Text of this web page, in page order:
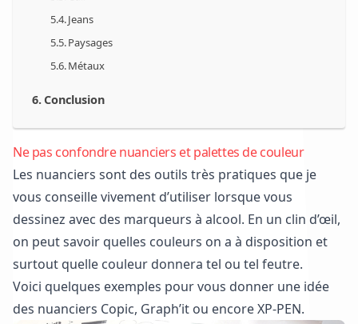
Jeans
Paysages
Métaux
Conclusion
Ne pas confondre nuanciers et palettes de couleur
Les nuanciers sont des outils très pratiques que je
vous conseille vivement d’utiliser lorsque vous
dessinez avec des marqueurs à alcool. En un clin d’œil,
on peut savoir quelles couleurs on a à disposition et
surtout quelle couleur donnera tel ou tel feutre.
Voici quelques exemples pour vous donner une idée
des nuanciers Copic, Graph’it ou encoreXP-PEN.